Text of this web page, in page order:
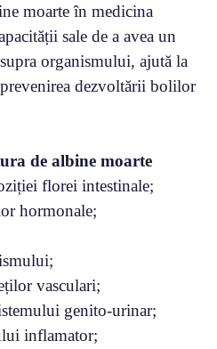
moarte în medicina
sale de a avea un
organismului, ajută la
dezvoltării bolilor
de albine moarte
florei intestinale;
hormonale;
vasculari;
genito-urinar;
inflamator;